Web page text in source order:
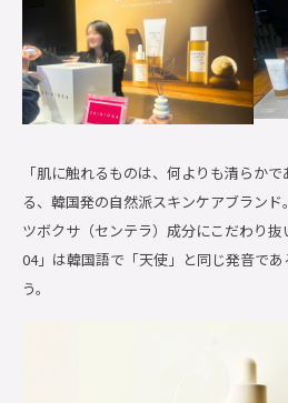
「肌に触れるものは、何よりも清らか
る、韓国発の自然派スキンケアブラン
ツボクサ（センテラ）成分にこだわり
04」は韓国語で「天使」と同じ発音で
う。